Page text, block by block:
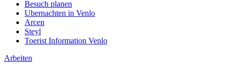
Besuch planen
Ubernachten in Venlo
Arcen
Steyl
Toerist Information Venlo
Arbeiten